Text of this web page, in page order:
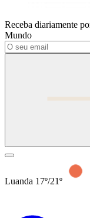
Receba diariamente
Mundo
Luanda 17º/21º